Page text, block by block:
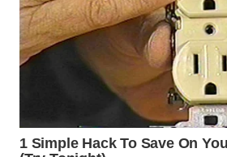
TANGERANG
WN
CIREBON